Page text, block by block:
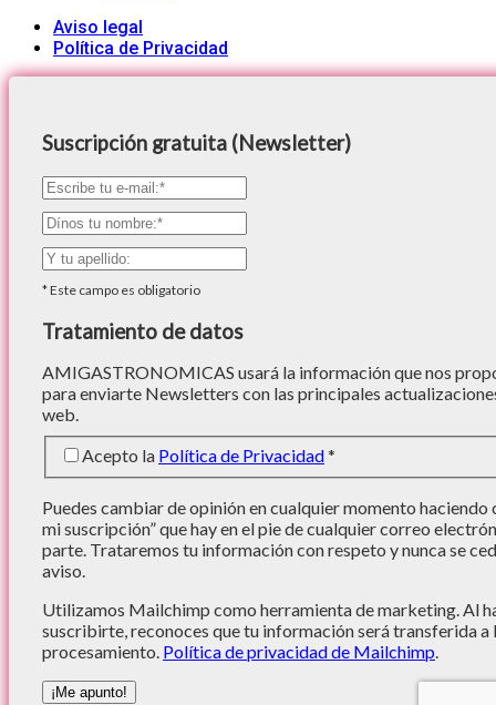
Aviso legal
Política de Privacidad
Suscripción gratuita (Newsletter)
*Este campo es obligatorio
Tratamiento de datos
AMIGASTRONOMICAS usará la información que nos
para enviarte Newsletters con las principales
web.
Acepto la Política de Privacidad*
Puedes cambiar de opinión en cualquier momento haciendo
mi suscripción” que hay en el pie de cualquier correo
parte. Trataremos tu información con respeto y nunca se
aviso.
Utilizamos Mailchimp como herramienta de marketing. Al
suscribirte, reconoces que tu información será transferida
procesamiento. Política de privacidad de Mailchimp